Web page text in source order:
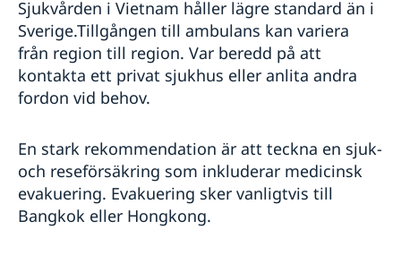
Registrera barn som fötts utomlands
Naturförhållanden och katastrofer
Hälso- och sjukvård
Lokala lagar och sedvänjor
Kriminalitet och personlig säkerhet
Trafiksäkerhet
Försäkringsskydd
Om olyckan är framme - Hjälp till självhjälp
Sjukvården i Vietnam håller lägre standard än i
Sverige.Tillgången till ambulans kan variera
från region till region. Var beredd på att
kontakta ett privat sjukhus eller anlita andra
fordon vid behov.
En stark rekommendation är att teckna en sjuk-
och reseförsäkring som inkluderar medicinsk
evakuering. Evakuering sker vanligtvis till
Bangkok eller Hongkong.